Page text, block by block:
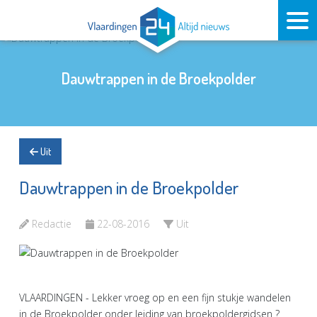
Dauwtrappen in de Broekpolder
Uit
Dauwtrappen in de Broekpolder
Redactie 22-08-2016 Uit
VLAARDINGEN - Lekker vroeg op en een fijn stukje wandelen
in de Broekpolder onder leiding van broekpoldergidsen ?